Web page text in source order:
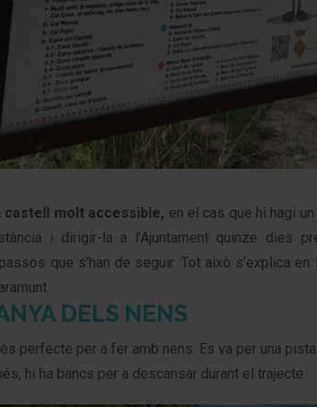
castell molt accessible, en el cas que hi hagi
i dirigir-la a l’Ajuntament quinze dies
que s’han de seguir. Tot això s’explica en
DELS NENS
perfecte per a fer amb nens. Es va per una
hi ha bancs per a descansar durant el trajecte